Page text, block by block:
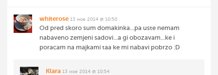
whiterose 13 ное 2014 @ 10:50
Od pred skoro sum domakinka...pa uste nemam
nabaveno zemjeni sadovi...a gi obozavam...ke i
poracam na majkami taa ke mi nabavi pobrzo :D
Klara 13 ное 2014 @ 10:54